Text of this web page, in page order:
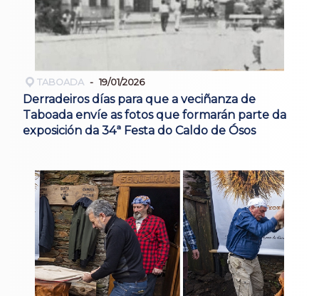
TABOADA 19/01/2026
Derradeiros días para que a veciñanza de
Taboada envíe as fotos que formarán parte da
exposición da 34ª Festa do Caldo de Ósos